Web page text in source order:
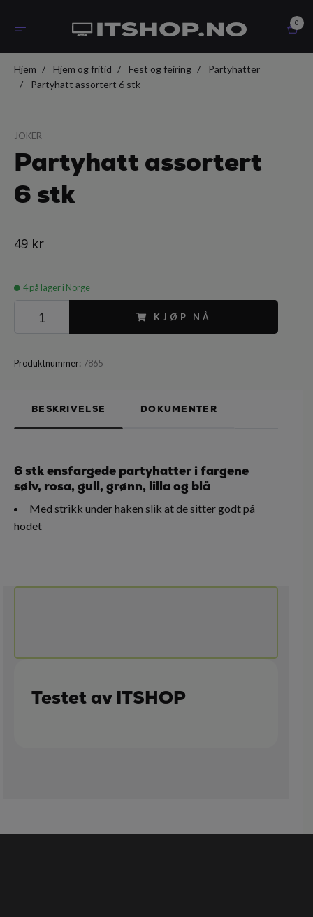
0
Hjem Hjem og fritid Fest og feiring
Partyhatter
Partyhatt assortert 6 stk
JOKER
Partyhatt assortert
6 stk
49 kr
4på lager i Norge
KJØP NÅ
Produktnummer: 7865
BESKRIVELSE DOKUMENTER
6 stk ensfargede partyhatter i fargene
sølv, rosa, gull, grønn, lilla og blå
Med strikk under haken slik at de sitter godt på
hodet
Testet av ITSHOP